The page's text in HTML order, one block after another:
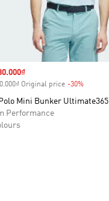
price
Original price -30%
Mini Bunker Ultimate365
Performance